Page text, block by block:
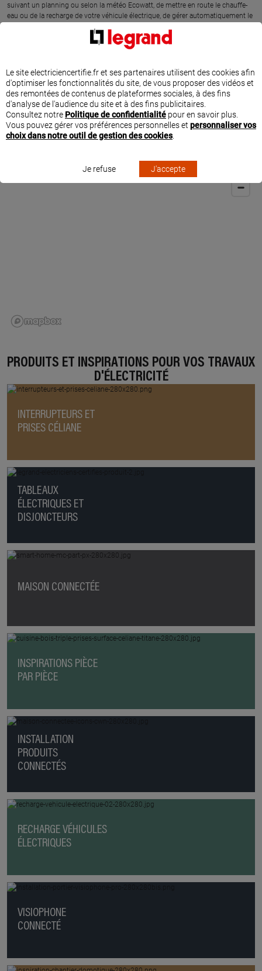
suivant un planning ou selon la météo Ecowatt, de mettre en route le chauffe-
eau ou de la recharge de votre véhicule électrique, de gérer automatiquement le
pleinement des heures creuses. La programmation de la mise en marche des
appareils énergivores permet d'adapter la consommation aux besoins du foyer,
Ce professionnel a suivi des formations spécifiques et dédiées sur les solutions
Legrand d'efficacité énergétique. L'entreprise RGELEC est l'expert proche de chez
vous pour comprendre votre consommation électrique et agir rapidement sur
votre facture.
PRODUITS ET INSPIRATIONS POUR VOS TRAVAUX
D'ÉLECTRICITÉ
INTERRUPTEURS ET
PRISES CÉLIANE
TABLEAUX
ÉLECTRIQUES ET
DISJONCTEURS
MAISON CONNECTÉE
INSPIRATIONS PIÈCE
PAR PIÈCE
INSTALLATION
PRODUITS
CONNECTÉS
RECHARGE VÉHICULES
ÉLECTRIQUES
VISIOPHONE
CONNECTÉ
Le site electriciencertifie.fr et ses partenaires utilisent des cookies afin
d'optimiser les fonctionnalités du site, de vous proposer des vidéos et
des remontées de contenus de plateformes sociales, à des fins
d'analyse de l'audience du site et à des fins publicitaires.
Consultez notre Politique de confidentialité pour en savoir plus.
Vous pouvez gérer vos préférences personnelles et personnaliser vos
choix dans notre outil de gestion des cookies.
Je refuse J'accepte